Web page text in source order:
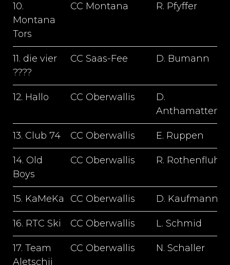
10.
Montana
Tors
CC Montana R. Pfyffer
11. die vier
????
CC Saas-Fee D. Bumann
12. Hallo CC Oberwallis
D.
Anthamatten
13. Club 74 CC Oberwallis E. Ruppen
14. Old
Boys
CC Oberwallis R. Rothenfluh
15. KaMeKa CC Oberwallis D. Kaufmann
16. RTC Ski CC Oberwallis L. Schmid
17. Team
Aletschji
CC Oberwallis N. Schaller